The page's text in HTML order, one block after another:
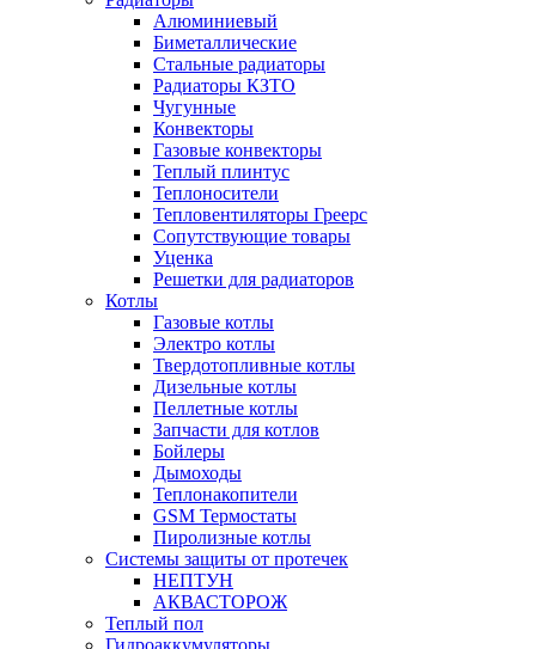
Алюминиевый
Биметаллические
Стальные радиаторы
Радиаторы КЗТО
Чугунные
Конвекторы
Газовые конвекторы
Теплый плинтус
Теплоносители
Тепловентиляторы Греерс
Сопутствующие товары
Уценка
Решетки для радиаторов
Котлы
Газовые котлы
Электро котлы
Твердотопливные котлы
Дизельные котлы
Пеллетные котлы
Запчасти для котлов
Бойлеры
Дымоходы
Теплонакопители
GSM Термостаты
Пиролизные котлы
Системы защиты от протечек
НЕПТУН
АКВАСТОРОЖ
Теплый пол
Гидроаккумуляторы